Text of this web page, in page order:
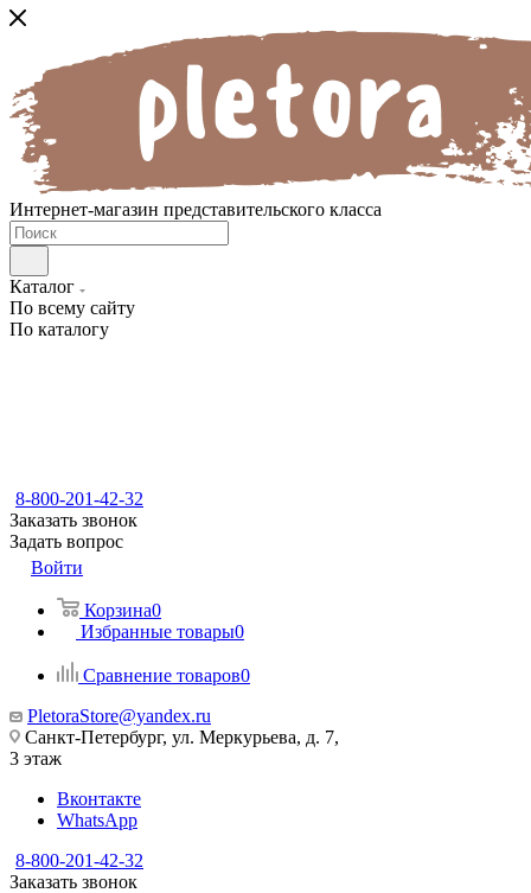
Интернет-магазин представительского класса
Каталог
По всему сайту
По каталогу
8-800-201-42-32
Заказать звонок
Задать вопрос
Войти
Корзина0
Избранные товары0
Сравнение товаров0
PletoraStore@yandex.ru
Санкт-Петербург, ул. Меркурьева, д. 7,
3 этаж
Вконтакте
WhatsApp
8-800-201-42-32
Заказать звонок